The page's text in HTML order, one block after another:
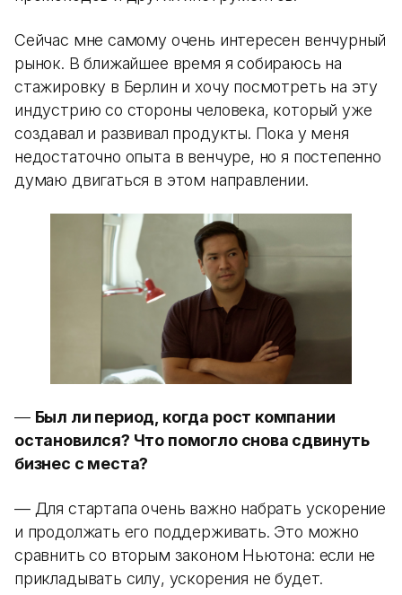
Сейчас мне самому очень интересен венчурный
рынок. В ближайшее время я собираюсь на
стажировку в Берлин и хочу посмотреть на эту
индустрию со стороны человека, который уже
создавал и развивал продукты. Пока у меня
недостаточно опыта в венчуре, но я постепенно
думаю двигаться в этом направлении.
— Был ли период, когда рост компании
остановился? Что помогло снова сдвинуть
бизнес с места?
— Для стартапа очень важно набрать ускорение
и продолжать его поддерживать. Это можно
сравнить со вторым законом Ньютона: если не
прикладывать силу, ускорения не будет.